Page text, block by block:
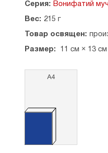
Серия: Вонифатий
Вес: 215 г
Товар освящен:
Размер: 11 см × 13
А4